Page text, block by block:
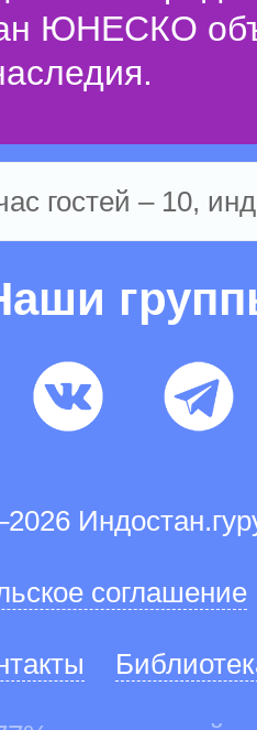
ЮНЕСКО
гостей – 10,
соглашение